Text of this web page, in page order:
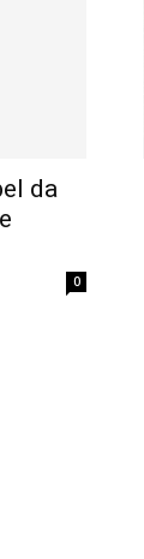
da
0